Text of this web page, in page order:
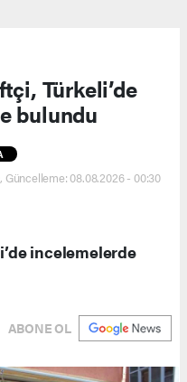
Türkeli’de
bulundu
Güncelleme: 08.08.2026 - 00:30
incelemelerde
ABONE OL